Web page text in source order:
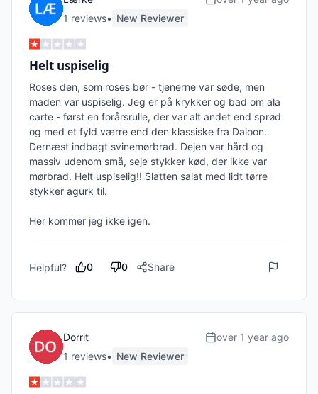
1 reviews• New Reviewer
Helt uspiselig
Roses den, som roses bør - tjenerne var søde, men
maden var uspiselig. Jeg er på krykker og bad om ala
carte - først en forårsrulle, der var alt andet end sprød
og med et fyld værre end den klassiske fra Daloon.
Dernæst indbagt svinemørbrad. Dejen var hård og
massiv udenom små, seje stykker kød, der ikke var
mørbrad. Helt uspiselig!! Slatten salat med lidt tørre
stykker agurk til.
Her kommer jeg ikke igen.
Helpful? 0 0 Share
Dorrit
1 reviews• New Reviewer
over 1 year ago